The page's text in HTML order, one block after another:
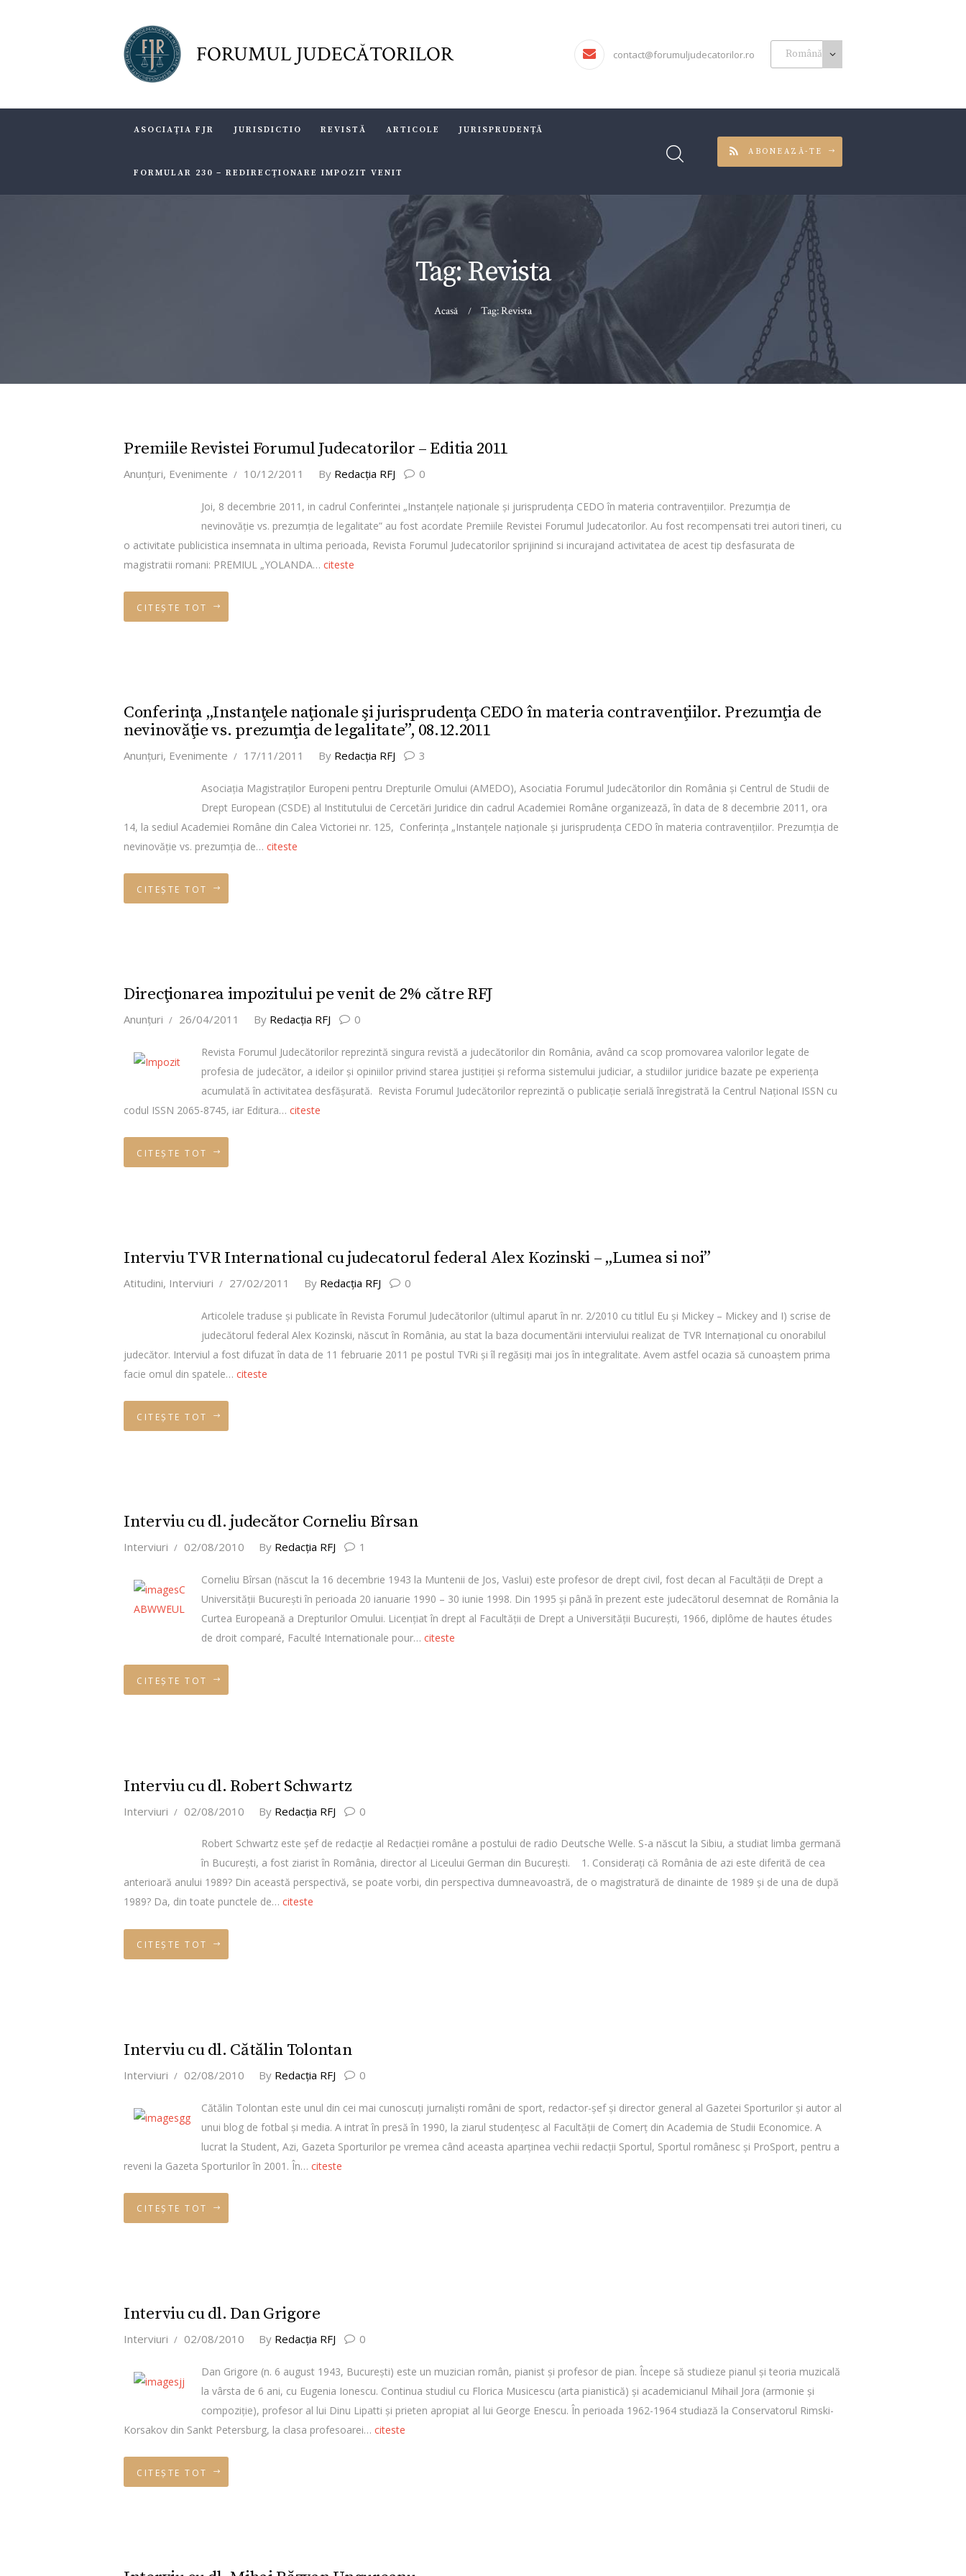
FORUMUL JUDECĂTORILOR contact@forumuljudecatorilor.ro
ASOCIAŢIA FJR JURISDICTIO REVISTĂ ARTICOLE JURISPRUDENȚĂ
FORMULAR 230 – REDIRECŢIONARE IMPOZIT VENIT
ABONEAZĂ-TE
Tag: Revista
Acasă Tag: Revista
FORUMUL JUDECĂTORILOR
JURISDICTIO
ARTICOLE
FORMULAR 230 –
REDIRECŢIONARE
IMPOZIT VENIT
Premiile Revistei Forumul Judecatorilor – Editia 2011
Anunţuri, Evenimente 10/12/2011 By Redacţia RFJ 0
Joi, 8 decembrie 2011, in cadrul Conferintei „Instanţele naţionale şi jurisprudenţa CEDO în materia contravenţiilor. Prezumţia de
nevinovăţie vs. prezumţia de legalitate” au fost acordate Premiile Revistei Forumul Judecatorilor. Au fost recompensati trei autori tineri, cu
o activitate publicistica insemnata in ultima perioada, Revista Forumul Judecatorilor sprijinind si incurajand activitatea de acest tip desfasurata de
magistratii romani: PREMIUL „YOLANDA… citeste
CITEȘTE TOT
Conferinţa „Instanţele naţionale şi jurisprudenţa CEDO în materia contravenţiilor. Prezumţia de
nevinovăţie vs. prezumţia de legalitate”, 08.12.2011
Anunţuri, Evenimente 17/11/2011 By Redacţia RFJ 3
Asociaţia Magistraţilor Europeni pentru Drepturile Omului (AMEDO), Asociatia Forumul Judecătorilor din România şi Centrul de Studii de
Drept European (CSDE) al Institutului de Cercetări Juridice din cadrul Academiei Române organizează, în data de 8 decembrie 2011, ora
14, la sediul Academiei Române din Calea Victoriei nr. 125, Conferinţa „Instanţele naţionale şi jurisprudenţa CEDO în materia contravenţiilor. Prezumţia de
nevinovăţie vs. prezumţia de… citeste
CITEȘTE TOT
Direcţionarea impozitului pe venit de 2% către RFJ
Anunţuri 26/04/2011 By Redacţia RFJ 0
Revista Forumul Judecătorilor reprezintă singura revistă a judecătorilor din România, având ca scop promovarea valorilor legate de
profesia de judecător, a ideilor şi opiniilor privind starea justiţiei şi reforma sistemului judiciar, a studiilor juridice bazate pe experienţa
acumulată în activitatea desfăşurată. Revista Forumul Judecătorilor reprezintă o publicaţie serială înregistrată la Centrul Naţional ISSN cu
codul ISSN 2065-8745, iar Editura… citeste
CITEȘTE TOT
Interviu TVR International cu judecatorul federal Alex Kozinski – „Lumea si noi”
Atitudini, Interviuri 27/02/2011 By Redacţia RFJ 0
Articolele traduse şi publicate în Revista Forumul Judecătorilor (ultimul aparut în nr. 2/2010 cu titlul Eu şi Mickey – Mickey and I) scrise de
judecătorul federal Alex Kozinski, născut în România, au stat la baza documentării interviului realizat de TVR Internaţional cu onorabilul
judecător. Interviul a fost difuzat în data de 11 februarie 2011 pe postul TVRi şi îl regăsiţi mai jos în integralitate. Avem astfel ocazia să cunoaştem prima
facie omul din spatele… citeste
CITEȘTE TOT
Interviu cu dl. judecător Corneliu Bîrsan
Interviuri 02/08/2010 By Redacţia RFJ 1
Corneliu Bîrsan (născut la 16 decembrie 1943 la Muntenii de Jos, Vaslui) este profesor de drept civil, fost decan al Facultăţii de Drept a
Universităţii Bucureşti în perioada 20 ianuarie 1990 – 30 iunie 1998. Din 1995 şi până în prezent este judecătorul desemnat de România la
Curtea Europeană a Drepturilor Omului. Licenţiat în drept al Facultăţii de Drept a Universităţii Bucureşti, 1966, diplôme de hautes études
de droit comparé, Faculté Internationale pour… citeste
CITEȘTE TOT
Interviu cu dl. Robert Schwartz
Interviuri 02/08/2010 By Redacţia RFJ 0
Robert Schwartz este şef de redacţie al Redacției române a postului de radio Deutsche Welle. S-a născut la Sibiu, a studiat limba germană
în București, a fost ziarist în România, director al Liceului German din București. 1. Consideraţi că România de azi este diferită de cea
anterioară anului 1989? Din această perspectivă, se poate vorbi, din perspectiva dumneavoastră, de o magistratură de dinainte de 1989 şi de una de după
1989? Da, din toate punctele de… citeste
CITEȘTE TOT
Interviu cu dl. Cătălin Tolontan
Interviuri 02/08/2010 By Redacţia RFJ 0
Cătălin Tolontan este unul din cei mai cunoscuţi jurnalişti români de sport, redactor-şef şi director general al Gazetei Sporturilor şi autor al
unui blog de fotbal şi media. A intrat în presă în 1990, la ziarul studenţesc al Facultăţii de Comerţ din Academia de Studii Economice. A
lucrat la Student, Azi, Gazeta Sporturilor pe vremea când aceasta aparţinea vechii redacţii Sportul, Sportul românesc şi ProSport, pentru a
reveni la Gazeta Sporturilor în 2001. În… citeste
CITEȘTE TOT
Interviu cu dl. Dan Grigore
Interviuri 02/08/2010 By Redacţia RFJ 0
Dan Grigore (n. 6 august 1943, Bucureşti) este un muzician român, pianist şi profesor de pian. Începe să studieze pianul şi teoria muzicală
la vârsta de 6 ani, cu Eugenia Ionescu. Continua studiul cu Florica Musicescu (arta pianistică) şi academicianul Mihail Jora (armonie şi
compoziţie), profesor al lui Dinu Lipatti şi prieten apropiat al lui George Enescu. În perioada 1962-1964 studiază la Conservatorul Rimski-
Korsakov din Sankt Petersburg, la clasa profesoarei… citeste
CITEȘTE TOT